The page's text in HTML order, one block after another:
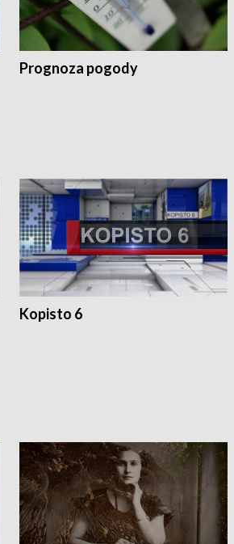
Prognoza pogody
Kopisto 6